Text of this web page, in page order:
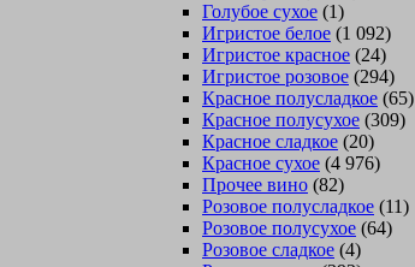
Голубое сухое (1)
Игристое белое (1 092)
Игристое красное (24)
Игристое розовое (294)
Красное полусладкое (65)
Красное полусухое (309)
Красное сладкое (20)
Красное сухое (4 976)
Прочее вино (82)
Розовое полусладкое (11)
Розовое полусухое (64)
Розовое сладкое (4)